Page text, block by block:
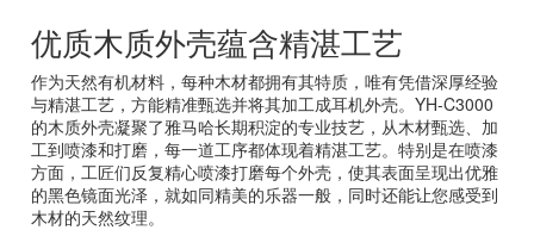
优质木质外壳蕴含精湛工艺
作为天然有机材料，每种木材都拥有其特质，唯有凭借深厚经验
与精湛工艺，方能精准甄选并将其加工成耳机外壳。YH-C3000
的木质外壳凝聚了雅马哈长期积淀的专业技艺，从木材甄选、加
工到喷漆和打磨，每一道工序都体现着精湛工艺。特别是在喷漆
方面，工匠们反复精心喷漆打磨每个外壳，使其表面呈现出优雅
的黑色镜面光泽，就如同精美的乐器一般，同时还能让您感受到
木材的天然纹理。